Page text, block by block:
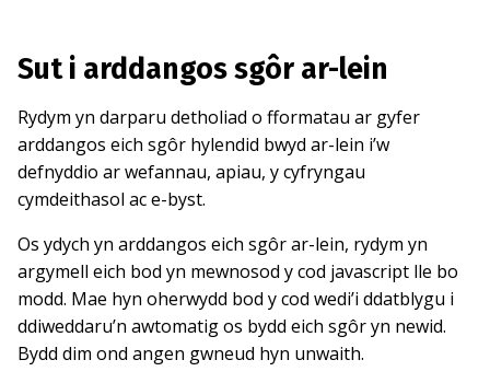
Sut i arddangos sgôr ar-lein
Rydym yn darparu detholiad o fformatau ar gyfer
arddangos eich sgôr hylendid bwyd ar-lein i’w
defnyddio ar wefannau, apiau, y cyfryngau
cymdeithasol ac e-byst.
Os ydych yn arddangos eich sgôr ar-lein, rydym yn
argymell eich bod yn mewnosod y cod javascript lle bo
modd. Mae hyn oherwydd bod y cod wedi’i ddatblygu i
ddiweddaru’n awtomatig os bydd eich sgôr yn newid.
Bydd dim ond angen gwneud hyn unwaith.